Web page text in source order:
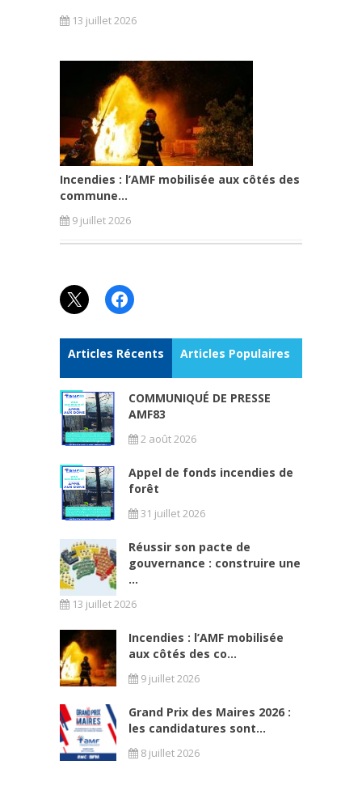
13 juillet 2026
Incendies : l’AMF mobilisée aux côtés des
commune...
9 juillet 2026
X Facebook
Articles Récents Articles Populaires
COMMUNIQUÉ DE PRESSE
AMF83
2 août 2026
Appel de fonds incendies de
forêt
31 juillet 2026
Réussir son pacte de
gouvernance : construire une
...
13 juillet 2026
Incendies : l’AMF mobilisée
aux côtés des co...
9 juillet 2026
Grand Prix des Maires 2026 :
les candidatures sont...
8 juillet 2026